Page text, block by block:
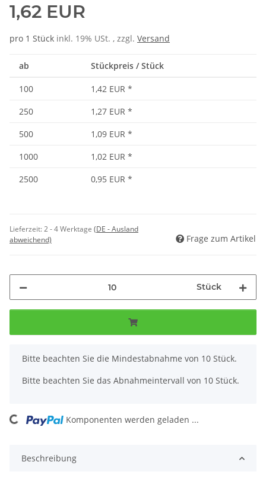
1,62 EUR
pro 1 Stück inkl. 19% USt. , zzgl. Versand
ab Stückpreis / Stück
100 1,42 EUR *
250
1,27 EUR *
500
1,09 EUR *
1000
1,02 EUR *
2500
0,95 EUR *
Lieferzeit:2 - 4 Werktage (DE - Ausland
abweichend)
Frage zum Artikel
Stück
x
Bitte beachten Sie die Mindestabnahme von 10 Stück.
Bitte beachten Sie das Abnahmeintervall von 10 Stück.
Komponenten werden geladen ...
Beschreibung